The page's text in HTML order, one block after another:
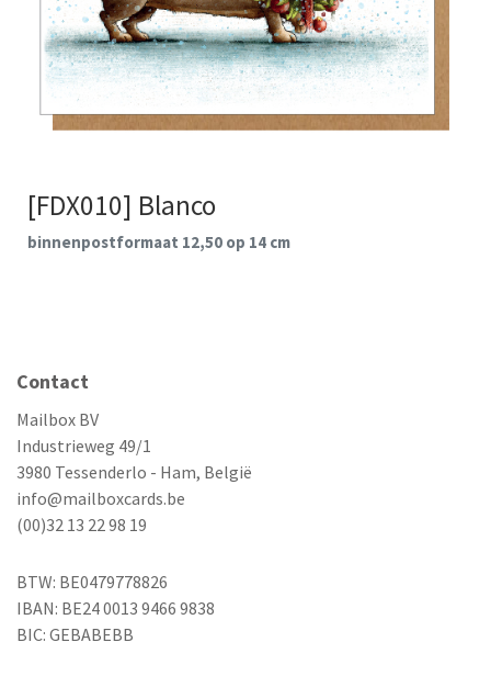
[FDX010] Blanco
binnenpostformaat 12,50 op 14 cm
Contact
Mailbox BV
Industrieweg 49/1
3980 Tessenderlo - Ham, België
info@mailboxcards.be
(00)32 13 22 98 19
BTW: BE0479778826
IBAN: BE24 0013 9466 9838
BIC: GEBABEBB